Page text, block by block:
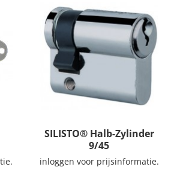
SILISTO® Halb-Zylinder
9/45
inloggen voor prijsinformatie.